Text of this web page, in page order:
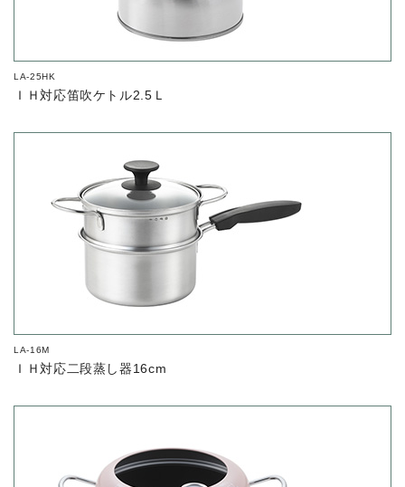
LA-25HK
ＩＨ対応笛吹ケトル2.5Ｌ
LA-16M
ＩＨ対応二段蒸し器16cm